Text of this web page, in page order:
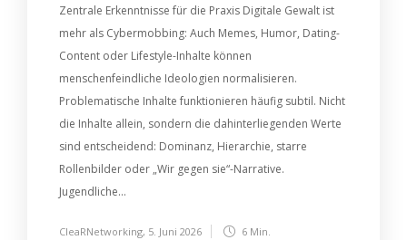
Zentrale Erkenntnisse für die Praxis Digitale Gewalt ist
mehr als Cybermobbing: Auch Memes, Humor, Dating-
Content oder Lifestyle-Inhalte können
menschenfeindliche Ideologien normalisieren.
Problematische Inhalte funktionieren häufig subtil. Nicht
die Inhalte allein, sondern die dahinterliegenden Werte
sind entscheidend: Dominanz, Hierarchie, starre
Rollenbilder oder „Wir gegen sie“-Narrative.
Jugendliche...
CleaRNetworking, 5. Juni 2026 6 Min.